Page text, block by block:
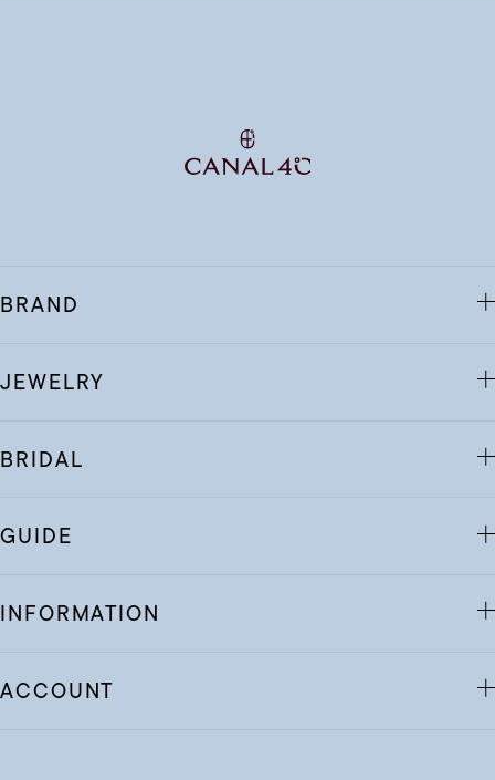
BRAND
JEWELRY
BRIDAL
GUIDE
INFORMATION
ACCOUNT